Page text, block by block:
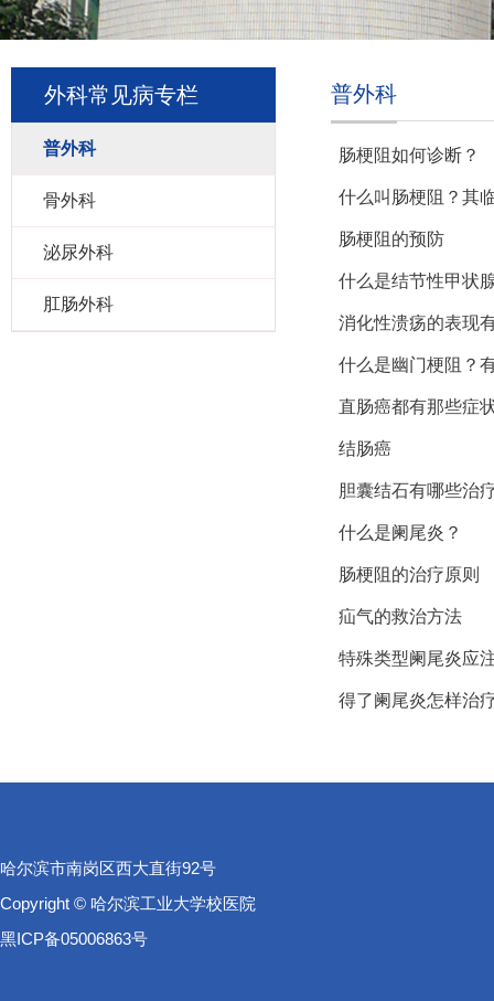
外科常见病专栏
普外科
骨外科
泌尿外科
肛肠外科
普外科
肠梗阻如何诊断？
什么叫肠梗阻？其
肠梗阻的预防
什么是结节性甲状
消化性溃疡的表现
什么是幽门梗阻？
直肠癌都有那些症
结肠癌
胆囊结石有哪些治
什么是阑尾炎？
肠梗阻的治疗原则
疝气的救治方法
特殊类型阑尾炎应
得了阑尾炎怎样治
哈尔滨市南岗区西大直街92号
Copyright © 哈尔滨工业大学校医院
黑ICP备05006863号